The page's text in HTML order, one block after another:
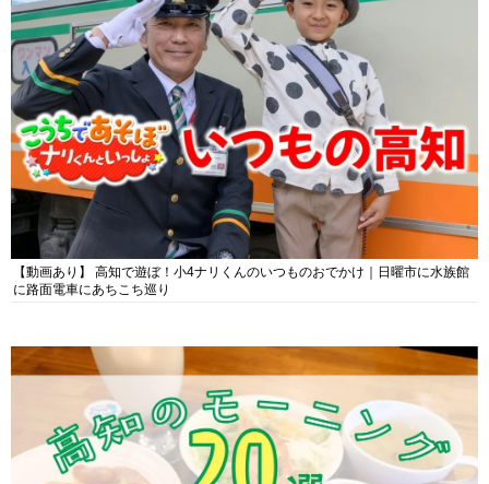
【動画あり】 高知で遊ぼ！小4ナリくんのいつものおでかけ｜日曜市に水族館
に路面電車にあちこち巡り